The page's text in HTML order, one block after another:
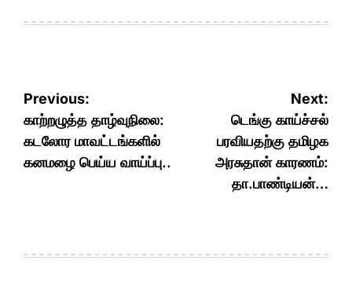
Post
navigation
Previous:
காற்றழுத்த தாழ்வுநிலை:
கடலோர மாவட்டங்களில்
கனமழை பெய்ய வாய்ப்பு..
Next:
டெங்கு காய்ச்சல்
பரவியதற்கு தமிழக
அரசுதான் காரணம்:
தா.பாண்டியன்…